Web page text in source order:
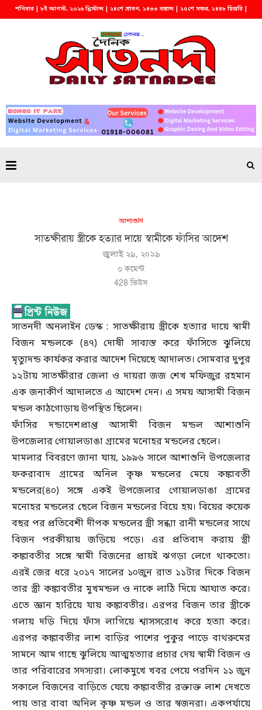
শনিবার | ৮ই আগস্ট, ২০২৬ খ্রিস্টাব্দ | ২৪শে শ্রাবণ, ১৪৩৩ বঙ্গাব্দ | ২৫শে সফর, ১৪৪৮ হিজরি |
আশাশুনি
সাতক্ষীরায় স্ত্রীকে হত্যার দায়ে স্বামীকে ফাঁসির আদেশ
জুলাই ২৯, ২০১৯
০ কমেন্ট
428 ভিউস
সাতনদী অনলাইন ডেস্ক : সাতক্ষীরায় স্ত্রীকে হত্যার দায়ে স্বামী
বিজন মন্ডলকে (৪৭) দোষী সাব্যস্ত করে ফাঁসিতে ঝুলিয়ে
মৃত্যুদন্ড কার্যকর করার আদেশ দিয়েছে আদালত। সোমবার দুপুর
১২টায় সাতক্ষীরার জেলা ও দায়রা জজ শেখ মফিজুর রহমান
এক জনাকীর্ণ আদালতে এ আদেশ দেন। এ সময় আসামী বিজন
মন্ডল কাঠগোড়ায় উপস্থিত ছিলেন।
ফাঁসির দন্ডাদেশপ্রাপ্ত আসামী বিজন মন্ডল আশাশুনি
উপজেলার গোয়ালডাঙা গ্রামের মনোহর মন্ডলের ছেলে।
মামলার বিবরণে জানা যায়, ১৯৯৬ সালে আশাশুনি উপজেলার
ফকরাবাদ গ্রামের অনিল কৃষ্ণ মন্ডলের মেয়ে কঙ্কাবতী
মন্ডলের(৪০) সঙ্গে একই উপজেলার গোয়ালডাঙা গ্রামের
মনোহর মন্ডলের ছেলে বিজন মন্ডলের বিয়ে হয়। বিয়ের কয়েক
বছর পর প্রতিবেশী দীপক মন্ডলের স্ত্রী সন্ধ্যা রানী মন্ডলের সাথে
বিজন পরকীয়ায় জড়িয়ে পড়ে। এর প্রতিবাদ করায় স্ত্রী
কঙ্কাবতীর সঙ্গে স্বামী বিজনের প্রায়ই ঝগড়া লেগে থাকতো।
এরই জের ধরে ২০১৭ সালের ১০জুন রাত ১১টার দিকে বিজন
তার স্ত্রী কঙ্কাবতীর মুখমন্ডল ও নাকে লাঠি দিয়ে আঘাত করে।
এতে জ্ঞান হারিয়ে যায় কঙ্কাবতীর। এরপর বিজন তার স্ত্রীকে
গলায় দড়ি দিয়ে ফাঁস লাগিয়ে শ্বাসসরোধ করে হত্যা করে।
এরপর কঙ্কাবতীর লাশ বাড়ির পাশের পুকুর পাড়ে বাথরুমের
সামনে আম গাছে ঝুলিয়ে আত্মহত্যার প্রচার দেয় স্বামী বিজন ও
তার পরিবারের সদস্যরা। লোকমুখে খবর পেয়ে পরদিন ১১ জুন
সকালে বিজনের বাড়িতে যেয়ে কঙ্কাবতীর রক্তাক্ত লাশ দেখতে
পায় তার বাবা অনিল কৃষ্ণ মন্ডল ও তার স্বজনরা। একপর্যায়ে